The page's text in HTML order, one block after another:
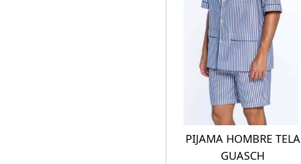
PIJAMA HOMBRE TELA
GUASCH